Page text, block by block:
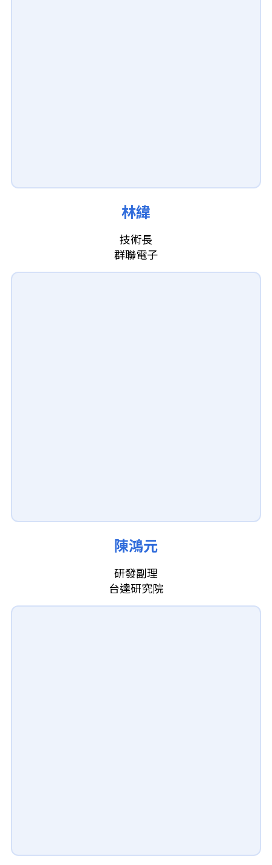
林緯
技術長
群聯電子
陳鴻元
研發副理
台達研究院